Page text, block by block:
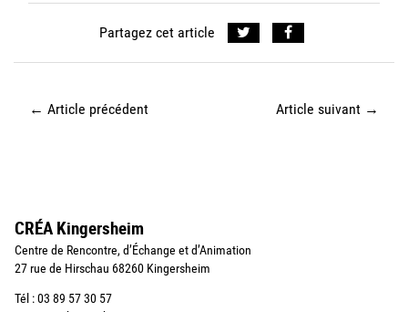
Partagez cet article
← Article précédent Article suivant →
CRÉA Kingersheim
Centre de Rencontre, d’Échange et d’Animation
27 rue de Hirschau 68260 Kingersheim
Tél : 03 89 57 30 57